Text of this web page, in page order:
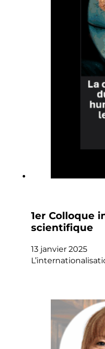
1er Colloque
scientifique
13 janvier 2025